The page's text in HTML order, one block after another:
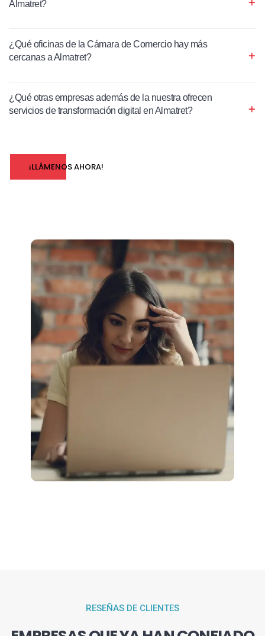
Almatret?
¿Qué oficinas de la Cámara de Comercio hay más
cercanas a Almatret?
¿Qué otras empresas además de la nuestra ofrecen
servicios de transformación digital en Almatret?
¡LLÁMENOS AHORA!
RESEÑAS DE CLIENTES